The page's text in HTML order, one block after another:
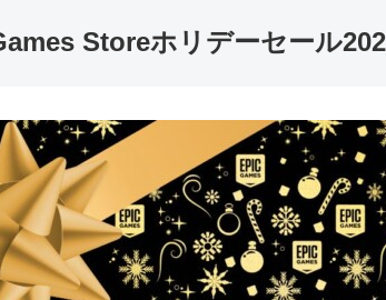
Storeホリデーセール